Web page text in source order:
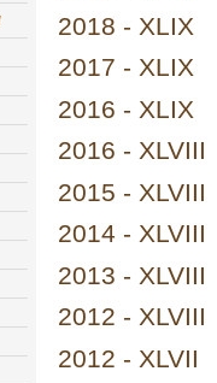
2018 - XLIX
2017 - XLIX
2016 - XLIX
2016 - XLVIII
2015 - XLVIII
2014 - XLVIII
2013 - XLVIII
2012 - XLVIII
2012 - XLVII